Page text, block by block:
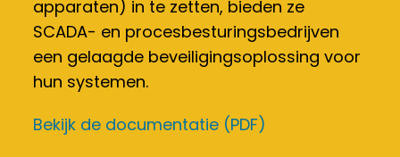
apparaten) in te zetten, bieden ze
SCADA- en procesbesturingsbedrijven
een gelaagde beveiligingsoplossing voor
hun systemen.
Bekijk de documentatie (PDF)